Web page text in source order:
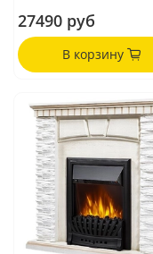
27490 руб
В корзину